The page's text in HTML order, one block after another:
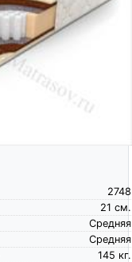
2748
см.
21
Средняя
Средняя
кг.
145